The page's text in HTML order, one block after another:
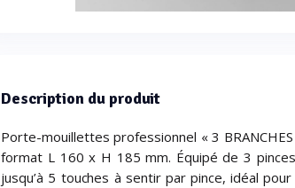
Description du produit
Porte-mouillettes professionnel « 3
format L 160 x H 185 mm. Équipé de 3
jusqu’à 5 touches à sentir par pince, idéal